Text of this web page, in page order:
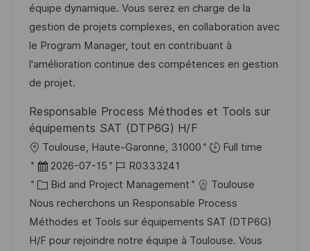
t
u
n
g
m
d
e
r
V
r
ö
f
I
D
e
g
o
r
i
équipe dynamique. Vous serez en charge de la
gestion de projets complexes, en collaboration avec
le Program Manager, tout en contribuant à
l'amélioration continue des compétences en gestion
de projet.
Responsable Process Méthodes et Tools sur
équipements SAT (DTP6G) H/F
O
r
t
Toulouse, Haute-Garonne, 31000
Full time
D
a
t
u
m
2026-07-15
J
o
b
-
R0333241
K
a
t
e
Bid and Project Management
Toulouse
Nous recherchons un Responsable Process
Méthodes et Tools sur équipements SAT (DTP6G)
H/F pour rejoindre notre équipe à Toulouse. Vous